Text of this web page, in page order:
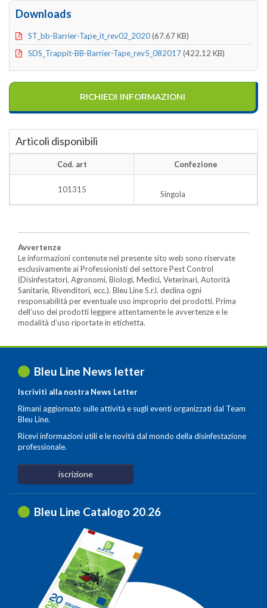
Downloads
ST_bb-Barrier-Tape_it_rev02_2020(67.67 KB)
SDS_Trappit-BB-Barrier-Tape_rev5_082017(422.12 KB)
RICHIEDI INFORMAZIONI
Articoli disponibili
Cod. art Confezione
101315 Singola
Avvertenze
Le informazioni contenute nel presente sito web sono riservate
esclusivamente ai Professionisti del settore Pest Control
(Disinfestatori, Agronomi, Biologi, Medici, Veterinari, Autorità
Sanitarie, Rivenditori, ecc.). Bleu Line S.r.l. declina ogni
responsabilità per eventuale uso improprio dei prodotti. Prima
dell’uso dei prodotti leggere attentamente le avvertenze e le
modalità d’uso riportate in etichetta.
Bleu Line News letter
Iscriviti alla nostra News Letter
Rimani aggiornato sulle attività e sugli eventi organizzati dal Team
Bleu Line.
Ricevi informazioni utili e le novità dal mondo della disinfestazione
professionale.
iscrizione
Bleu Line Catalogo 20.26